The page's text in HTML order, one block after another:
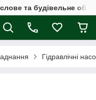
та будівельне
Гідравлічні